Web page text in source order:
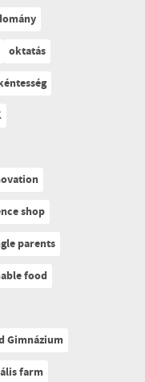
oktatás
shop
parents
food
Gimnázium
farm